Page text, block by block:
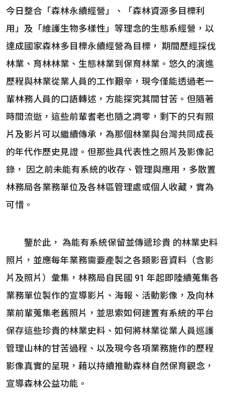
今日整合「森林永續經營」、「森林資源多目標利
用」及「維護生物多樣性」等理念的生態系經營，以
達成國家森林多目標永續經營為目標， 期間歷經採伐
林業、育林林業、生態林業到保育林業。悠久的演進
歷程與林業從業人員的工作艱辛，現今僅能透過老一
輩林務人員的口語轉述，方能探究其間甘苦。但隨著
時間流逝，這些前輩耆老也隨之凋零，剩下的只有照
片及影片可以繼續傳承，為那個林業與台灣共同成長
的年代作歷史見證。但那些具代表性之照片及影像記
錄， 因之前未能有系統的收存、管理與應用，多散置
林務局各業務單位及各林區管理處或個人收藏，實為
可惜。
鑒於此， 為能有系統保留並傳遞珍貴 的林業史料
照片，並應每年業務需要產製之各類影音資料（含影
片及照片）彙集，林務局自民國 91 年起即陸續蒐集各
業務單位製作的宣導影片、海報、活動影像，及向林
業前輩蒐集老舊照片，並思索如何建置有系統的平台
保存這些珍貴的林業史料、如何將林業從業人員巡護
管理山林的甘苦過程、以及現今各項業務施作的歷程
影像真實的呈現，藉以持續推動森林自然保育觀念，
宣導森林公益功能。